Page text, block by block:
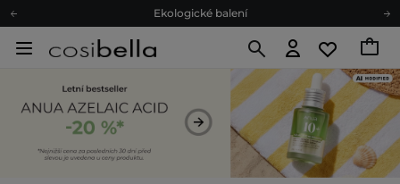
Ekologické balení
Doporučovací Program
Darkové karty
Ekologické balení